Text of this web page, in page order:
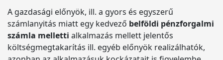
A gazdasági előnyök, ill. a gyors és egyszerű
számlanyitás miatt egy kedvező belföldi pénzforgalmi
számla melletti alkalmazás mellett jelentős
költségmegtakarítás ill. egyéb előnyök realizálhatók,